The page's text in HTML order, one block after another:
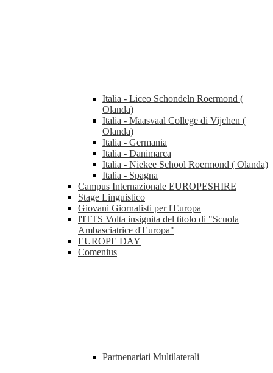
Italia - Liceo Schondeln Roermond (
Olanda)
Italia - Maasvaal College di Vijchen (
Olanda)
Italia - Germania
Italia - Danimarca
Italia - Niekee School Roermond ( Olanda)
Italia - Spagna
Campus Internazionale EUROPESHIRE
Stage Linguistico
Giovani Giornalisti per l'Europa
l'ITTS Volta insignita del titolo di "Scuola
Ambasciatrice d'Europa"
EUROPE DAY
Comenius
Partnenariati Multilaterali